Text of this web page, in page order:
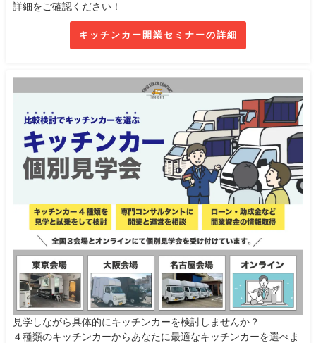
詳細をご確認ください！
キッチンカー開業セミナーの詳細
見学しながら具体的にキッチンカーを検討しませんか？
４種類のキッチンカーからあなたに最適なキッチンカーを選べま